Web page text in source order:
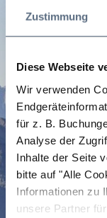
Zustimmung
Diese Webseite
Wir verwenden
für z. B.
Analyse der
Inhalte der Seite
bitte auf "Alle
Informationen zu
unsere Partner